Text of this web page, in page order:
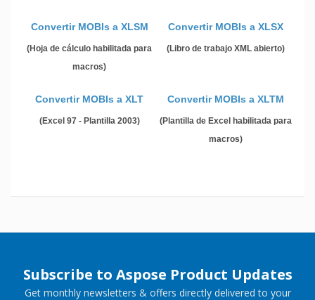
Convertir MOBIs a XLSM
(Hoja de cálculo habilitada para
macros)
Convertir MOBIs a XLSX
(Libro de trabajo XML abierto)
Convertir MOBIs a XLT
(Excel 97 - Plantilla 2003)
Convertir MOBIs a XLTM
(Plantilla de Excel habilitada para
macros)
Subscribe to Aspose Product Updates
Get monthly newsletters & offers directly delivered to your